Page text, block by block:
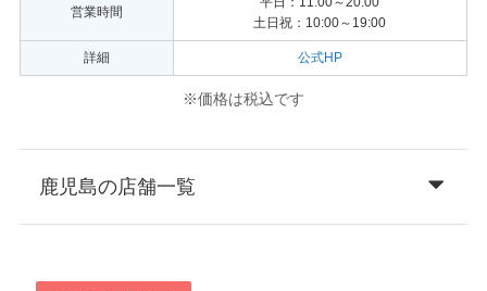
営業時間
土日祝：10:00～19:00
詳細 公式HP
※価格は税込です
鹿児島の店舗一覧